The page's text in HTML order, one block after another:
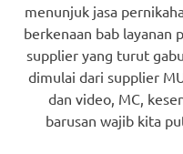
menunjuk jasa
berkenaan bab layanan
supplier yang turut
dimulai dari supplier
dan video, MC,
barusan wajib kita